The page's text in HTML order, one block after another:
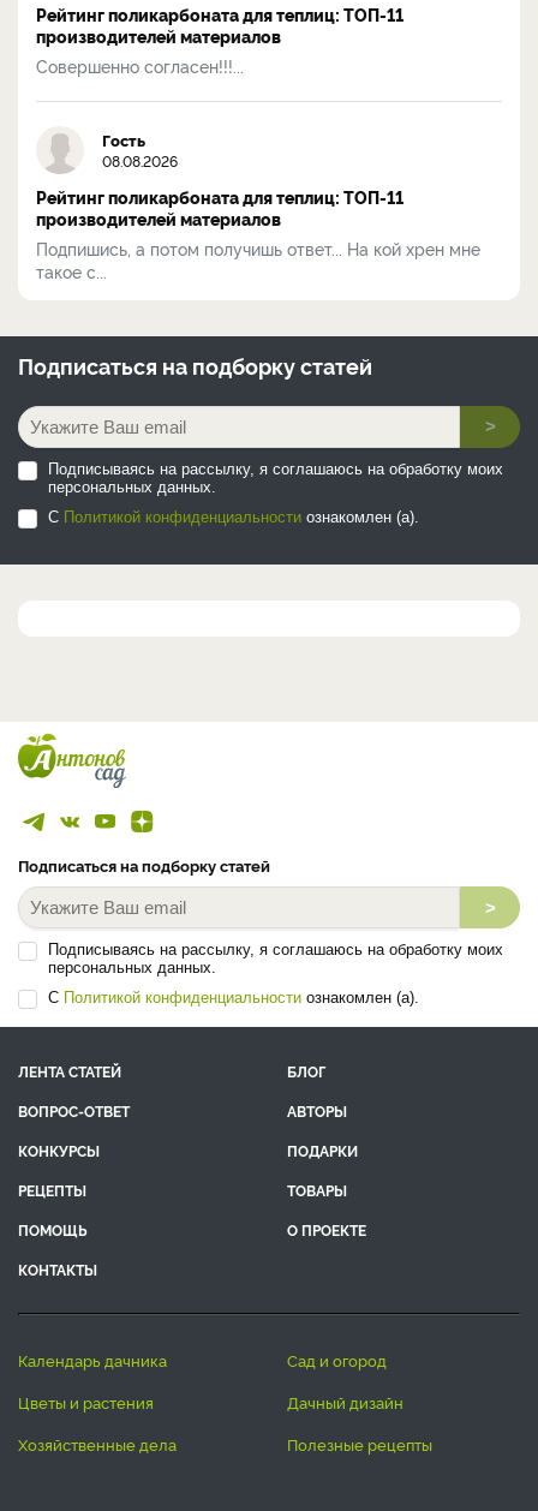
Рейтинг поликарбоната для теплиц: ТОП-11
производителей материалов
Совершенно согласен!!!...
Гость
08.08.2026
Рейтинг поликарбоната для теплиц: ТОП-11
производителей материалов
Подпишись, а потом получишь ответ... На кой хрен мне
такое с...
Подписаться на подборку статей
>
Подписываясь на рассылку, я соглашаюсь на обработку моих
персональных данных.
С Политикой конфиденциальности ознакомлен (а).
Подписаться на подборку статей
>
Подписываясь на рассылку, я соглашаюсь на обработку моих
персональных данных.
С Политикой конфиденциальности ознакомлен (а).
ЛЕНТА СТАТЕЙ
БЛОГ
ВОПРОС-ОТВЕТ
АВТОРЫ
КОНКУРСЫ
ПОДАРКИ
РЕЦЕПТЫ
ТОВАРЫ
ПОМОЩЬ
О ПРОЕКТЕ
КОНТАКТЫ
календарь дачника
сад и огород
цветы и растения
дачный дизайн
хозяйственные дела
полезные рецепты